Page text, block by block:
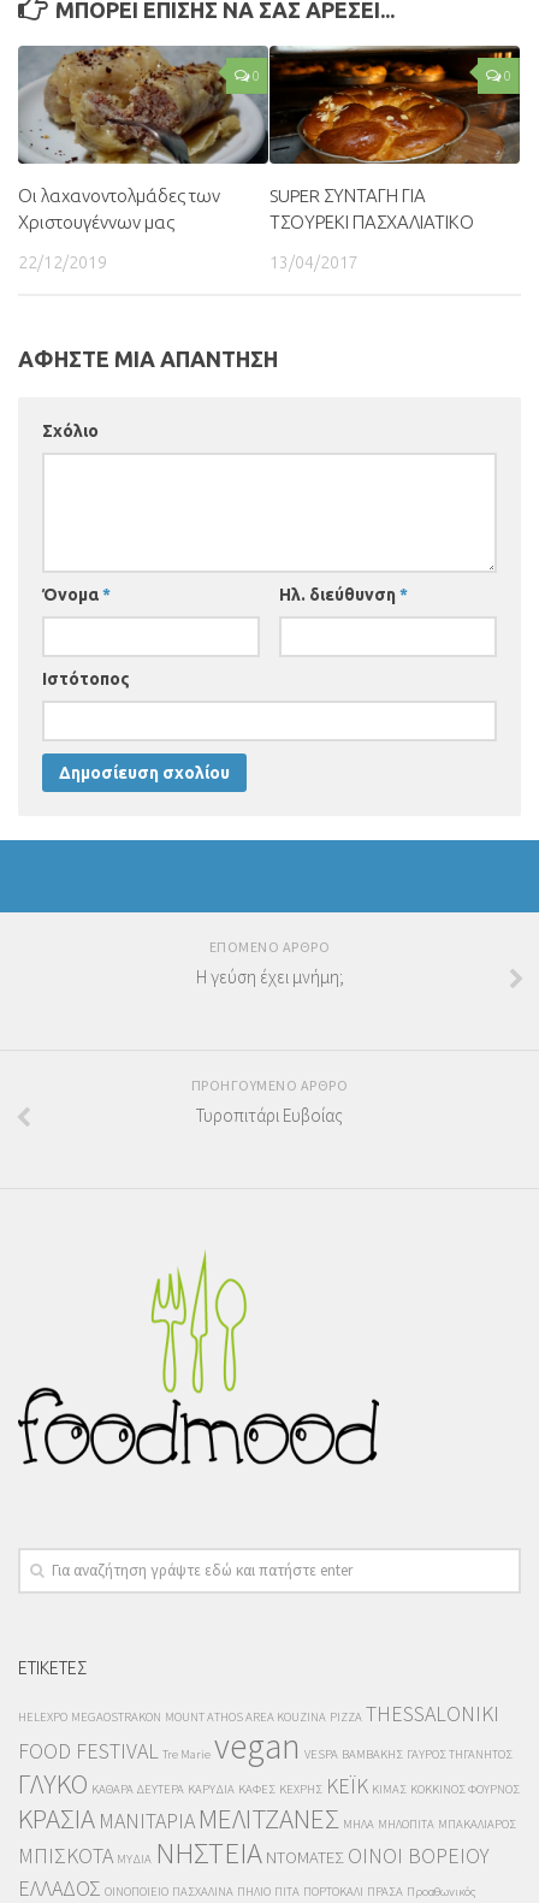
ΜΠΟΡΕΙ ΕΠΙΣΗΣ ΝΑ ΣΑΣ ΑΡΕΣΕΙ...
0
Οι λαχανοντολμάδες των
Χριστουγέννων μας
22/12/2019
0
SUPER ΣΥΝΤΑΓΗ ΓΙΑ
ΤΣΟΥΡΕΚΙ ΠΑΣΧΑΛΙΑΤΙΚΟ
13/04/2017
ΑΦΗΣΤΕ ΜΙΑ ΑΠΑΝΤΗΣΗ
Σχόλιο
Όνομα* Ηλ. διεύθυνση *
Ιστότοπος
ΕΠΟΜΕΝΟ ΑΡΘΡΟ
Η γεύση έχει μνήμη;
ΠΡΟΗΓΟΥΜΕΝΟ ΑΡΘΡΟ
Τυροπιτάρι Ευβοίας
ΕΤΙΚΕΤΕΣ
HELEXPO MEGAOSTRAKON MOUNT ATHOS AREA KOUZINA PIZZA THESSALONIKI
FOOD FESTIVAL Tre Marie vegan VESPA ΒΑΜΒΑΚΗΣ ΓΑΥΡΟΣ ΤΗΓΑΝΗΤΟΣ
ΓΛΥΚΟ ΚΑΘΑΡΑ ΔΕΥΤΕΡΑ ΚΑΡΥΔΙΑ ΚΑΦΕΣ ΚΕΧΡΗΣ ΚΕΪΚ ΚΙΜΑΣ ΚΟΚΚΙΝΟΣ ΦΟΥΡΝΟΣ
ΚΡΑΣΙΑ ΜΑΝΙΤΑΡΙΑ ΜΕΛΙΤΖΑΝΕΣ ΜΗΛΑ ΜΗΛΟΠΙΤΑ ΜΠΑΚΑΛΙΑΡΟΣ
ΜΠΙΣΚΟΤΑ ΜΥΔΙΑ ΝΗΣΤΕΙΑ ΝΤΟΜΑΤΕΣ ΟΙΝΟΙ ΒΟΡΕΙΟΥ
ΕΛΛΑΔΟΣ ΟΙΝΟΠΟΙΕΙΟ ΠΑΣΧΑΛΙΝΑ ΠΗΛΙΟ ΠΙΤΑ ΠΟΡΤΟΚΑΛΙ ΠΡΑΣΑ Προαθωνικός